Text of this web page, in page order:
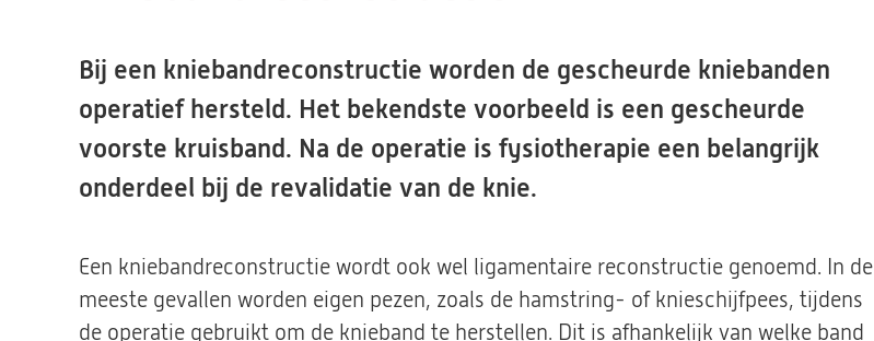
Bij een kniebandreconstructie worden de gescheurde kniebanden
operatief hersteld. Het bekendste voorbeeld is een gescheurde
voorste kruisband. Na de operatie is fysiotherapie een belangrijk
onderdeel bij de revalidatie van de knie.
Een kniebandreconstructie wordt ook wel ligamentaire reconstructie genoemd. In de
meeste gevallen worden eigen pezen, zoals de hamstring- of knieschijfpees, tijdens
de operatie gebruikt om de knieband te herstellen. Dit is afhankelijk van welke band